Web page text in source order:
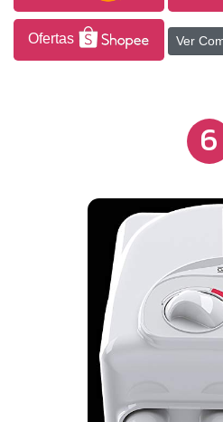
m.c.a., proporcionando
Seu diferencial está na
kit “instala fácil”, que
Ofertas Ver
6